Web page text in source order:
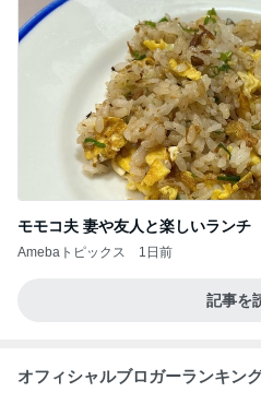
モモコ夫 妻や友人と楽しいランチ
Amebaトピックス 1日前
記事を
オフィシャルブロガーランキン